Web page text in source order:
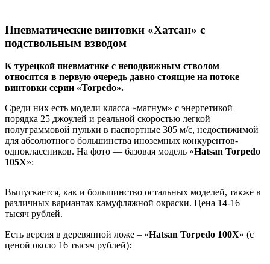
Пневматические винтовки «Хатсан» с
подствольным взводом
К турецкой пневматике с неподвижным стволом
относятся в первую очередь давно стоящие на потоке
винтовки серии «Torpedo».
Среди них есть модели класса «магнум» с энергетикой
порядка 25 джоулей и реальной скоростью легкой
полуграммовой пульки в паспортные 305 м/с, недостижимой
для абсолютного большинства иноземных конкурентов-
одноклассников. На фото — базовая модель «Hatsan Torpedo
105X»:
Выпускается, как и большинство остальных моделей, также в
различных вариантах камуфляжной окраски. Цена 14-16
тысяч рублей.
Есть версия в деревянной ложе – «Hatsan Torpedo 100X» (с
ценой около 16 тысяч рублей):